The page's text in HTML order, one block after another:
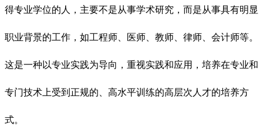
得专业学位的人，主要不是从事学术研究，而是从事具有明显
职业背景的工作，如工程师、医师、教师、律师、会计师等。
这是一种以专业实践为导向，重视实践和应用，培养在专业和
专门技术上受到正规的、高水平训练的高层次人才的培养方
式。